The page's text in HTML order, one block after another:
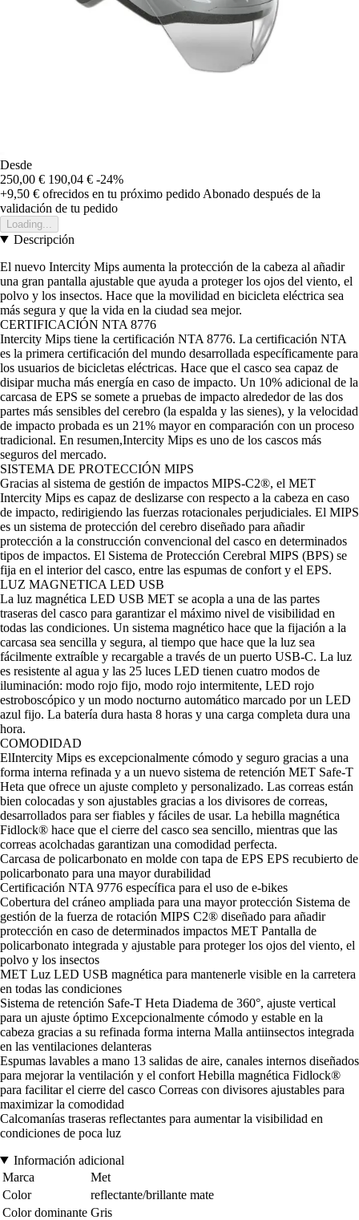
Desde
250,00 € 190,04 € -24%
+9,50 € ofrecidos en tu próximo pedido Abonado después de la
validación de tu pedido
Loading...
Descripción
El nuevo Intercity Mips aumenta la protección de la cabeza al añadir
una gran pantalla ajustable que ayuda a proteger los ojos del viento, el
polvo y los insectos. Hace que la movilidad en bicicleta eléctrica sea
más segura y que la vida en la ciudad sea mejor.
CERTIFICACIÓN NTA 8776
Intercity Mips tiene la certificación NTA 8776. La certificación NTA
es la primera certificación del mundo desarrollada específicamente para
los usuarios de bicicletas eléctricas. Hace que el casco sea capaz de
disipar mucha más energía en caso de impacto. Un 10% adicional de la
carcasa de EPS se somete a pruebas de impacto alrededor de las dos
partes más sensibles del cerebro (la espalda y las sienes), y la velocidad
de impacto probada es un 21% mayor en comparación con un proceso
tradicional. En resumen,Intercity Mips es uno de los cascos más
seguros del mercado.
SISTEMA DE PROTECCIÓN MIPS
Gracias al sistema de gestión de impactos MIPS-C2®, el MET
Intercity Mips es capaz de deslizarse con respecto a la cabeza en caso
de impacto, redirigiendo las fuerzas rotacionales perjudiciales. El MIPS
es un sistema de protección del cerebro diseñado para añadir
protección a la construcción convencional del casco en determinados
tipos de impactos. El Sistema de Protección Cerebral MIPS (BPS) se
fija en el interior del casco, entre las espumas de confort y el EPS.
LUZ MAGNETICA LED USB
La luz magnética LED USB MET se acopla a una de las partes
traseras del casco para garantizar el máximo nivel de visibilidad en
todas las condiciones. Un sistema magnético hace que la fijación a la
carcasa sea sencilla y segura, al tiempo que hace que la luz sea
fácilmente extraíble y recargable a través de un puerto USB-C. La luz
es resistente al agua y las 25 luces LED tienen cuatro modos de
iluminación: modo rojo fijo, modo rojo intermitente, LED rojo
estroboscópico y un modo nocturno automático marcado por un LED
azul fijo. La batería dura hasta 8 horas y una carga completa dura una
hora.
COMODIDAD
ElIntercity Mips es excepcionalmente cómodo y seguro gracias a una
forma interna refinada y a un nuevo sistema de retención MET Safe-T
Heta que ofrece un ajuste completo y personalizado. Las correas están
bien colocadas y son ajustables gracias a los divisores de correas,
desarrollados para ser fiables y fáciles de usar. La hebilla magnética
Fidlock® hace que el cierre del casco sea sencillo, mientras que las
correas acolchadas garantizan una comodidad perfecta.
Carcasa de policarbonato en molde con tapa de EPS EPS recubierto de
policarbonato para una mayor durabilidad
Certificación NTA 9776 específica para el uso de e-bikes
Cobertura del cráneo ampliada para una mayor protección Sistema de
gestión de la fuerza de rotación MIPS C2® diseñado para añadir
protección en caso de determinados impactos MET Pantalla de
policarbonato integrada y ajustable para proteger los ojos del viento, el
polvo y los insectos
MET Luz LED USB magnética para mantenerle visible en la carretera
en todas las condiciones
Sistema de retención Safe-T Heta Diadema de 360°, ajuste vertical
para un ajuste óptimo Excepcionalmente cómodo y estable en la
cabeza gracias a su refinada forma interna Malla antiinsectos integrada
en las ventilaciones delanteras
Espumas lavables a mano 13 salidas de aire, canales internos diseñados
para mejorar la ventilación y el confort Hebilla magnética Fidlock®
para facilitar el cierre del casco Correas con divisores ajustables para
maximizar la comodidad
Calcomanías traseras reflectantes para aumentar la visibilidad en
condiciones de poca luz
Información adicional
Marca
Met
Color
reflectante/brillante mate
Color dominante Gris